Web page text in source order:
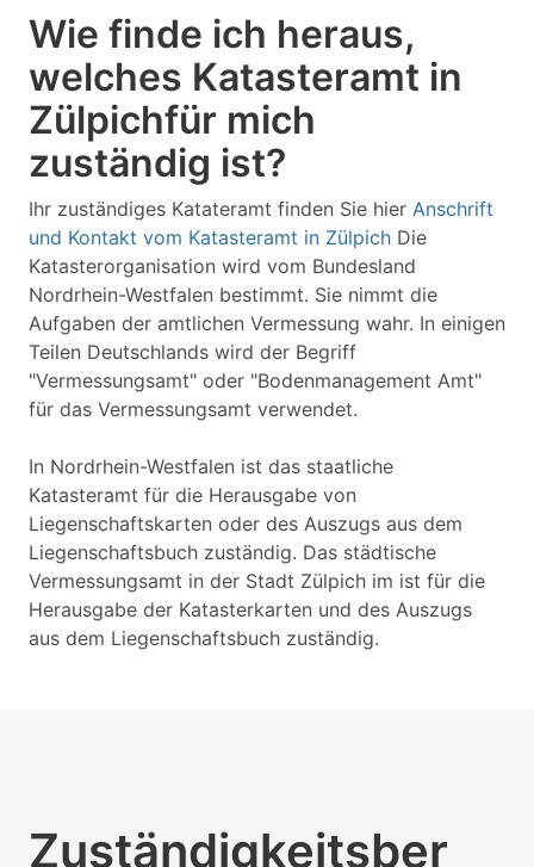
Wie finde ich heraus,
welches Katasteramt in
Zülpichfür mich
zuständig ist?
Ihr zuständiges Katateramt finden Sie hier Anschrift
und Kontakt vom Katasteramt in Zülpich Die
Katasterorganisation wird vom Bundesland
Nordrhein-Westfalen bestimmt. Sie nimmt die
Aufgaben der amtlichen Vermessung wahr. In einigen
Teilen Deutschlands wird der Begriff
"Vermessungsamt" oder "Bodenmanagement Amt"
für das Vermessungsamt verwendet.
In Nordrhein-Westfalen ist das staatliche
Katasteramt für die Herausgabe von
Liegenschaftskarten oder des Auszugs aus dem
Liegenschaftsbuch zuständig. Das städtische
Vermessungsamt in der Stadt Zülpich im ist für die
Herausgabe der Katasterkarten und des Auszugs
aus dem Liegenschaftsbuch zuständig.
Zuständigkeitsber